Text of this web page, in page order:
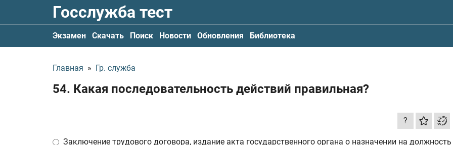
Госслужба тест
Экзамен Скачать Поиск Новости Обновления Библиотека
Главная » Гр. служба
54. Какая последовательность действий правильная?
?
Заключение трудового договора, издание акта государственного органа о назначении на должность